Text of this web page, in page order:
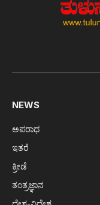
NEWS
ಅಪರಾಧ
ಇತರೆ
ಕ್ರೀಡೆ
ತಂತ್ರಜ್ಞಾನ